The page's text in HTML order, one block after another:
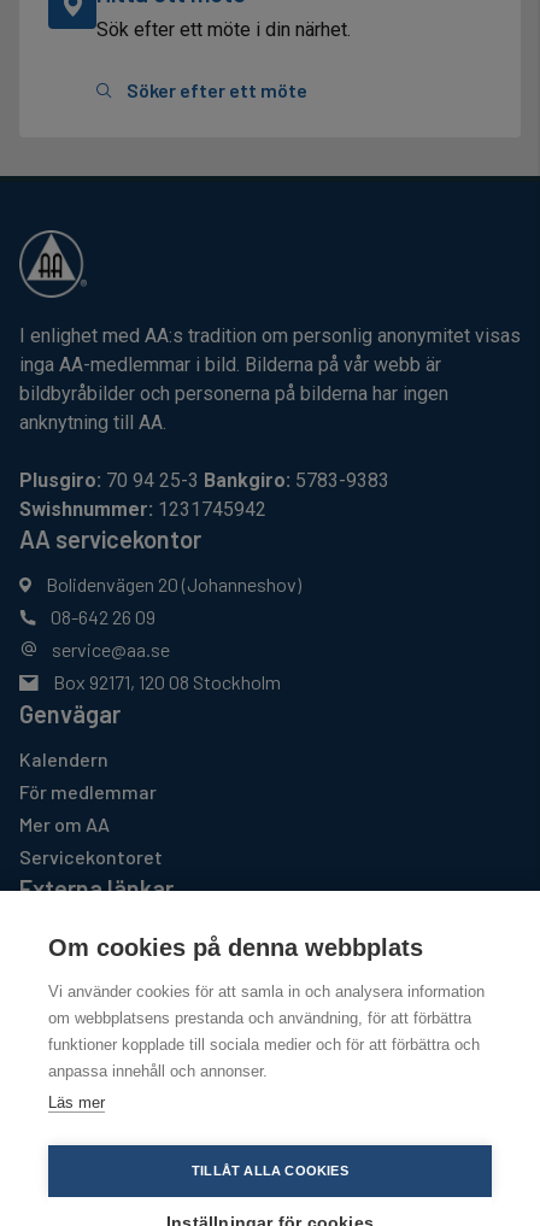
Sök efter ett möte i din närhet.
Söker efter ett möte
I enlighet med AA:s tradition om personlig anonymitet visas
inga AA-medlemmar i bild. Bilderna på vår webb är
bildbyråbilder och personerna på bilderna har ingen
anknytning till AA.
Plusgiro: 70 94 25-3 Bankgiro: 5783-9383
Swishnummer: 1231745942
AA servicekontor
Bolidenvägen 20 (Johanneshov)
08-642 26 09
service@aa.se
Box 92171, 120 08 Stockholm
Genvägar
Kalendern
För medlemmar
Mer om AA
Servicekontoret
Externa länkar
AA GSO USA
Al-Anon Familjegrupper
http://www.al-anon.se
Om cookies på denna webbplats
Vi använder cookies för att samla in och analysera information
om webbplatsens prestanda och användning, för att förbättra
funktioner kopplade till sociala medier och för att förbättra och
anpassa innehåll och annonser.
Läs mer
TILLÅT ALLA COOKIES